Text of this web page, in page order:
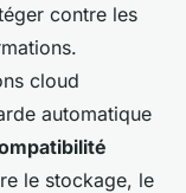
contre les
cloud
automatique
le stockage, le